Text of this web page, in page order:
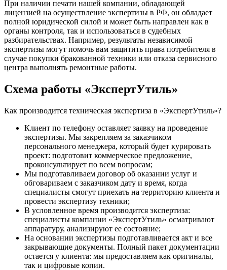
При наличии печати нашей компании, обладающей
лицензией на осуществление экспертизы в РФ, он обладает
полной юридической силой и может быть направлен как в
органы контроля, так и использоваться в судебных
разбирательствах. Например, результаты независимой
экспертизы могут помочь вам защитить права потребителя в
случае покупки бракованной техники или отказа сервисного
центра выполнять ремонтные работы.
Схема работы «ЭкспертУтиль»
Как производится техническая экспертиза в «ЭкспертУтиль»?
Клиент по телефону оставляет заявку на проведение
экспертизы. Мы закрепляем за заказчиком
персонального менеджера, который будет курировать
проект: подготовит коммерческое предложение,
проконсультирует по всем вопросам;
Мы подготавливаем договор об оказании услуг и
обговариваем с заказчиком дату и время, когда
специалисты смогут приехать на территорию клиента и
провести экспертизу техники;
В условленное время производится экспертиза:
специалисты компании «ЭкспертУтиль» осматривают
аппаратуру, анализируют ее состояние;
На основании экспертизы подготавливается акт и все
закрывающие документы. Полный пакет документации
остается у клиента: мы предоставляем как оригиналы,
так и цифровые копии.